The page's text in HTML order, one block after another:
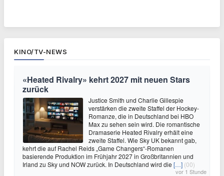
KINO/TV-NEWS
«Heated Rivalry» kehrt 2027 mit neuen Stars
zurück
Justice Smith und Charlie Gillespie
verstärken die zweite Staffel der Hockey-
Romanze, die in Deutschland bei HBO
Max zu sehen sein wird. Die romantische
Dramaserie Heated Rivalry erhält eine
zweite Staffel. Wie Sky UK bekannt gab,
kehrt die auf Rachel Reids „Game Changers“-Romanen
basierende Produktion im Frühjahr 2027 in Großbritannien und
Irland zu Sky und NOW zurück. In Deutschland wird die […] (00)
vor 1 Stunde